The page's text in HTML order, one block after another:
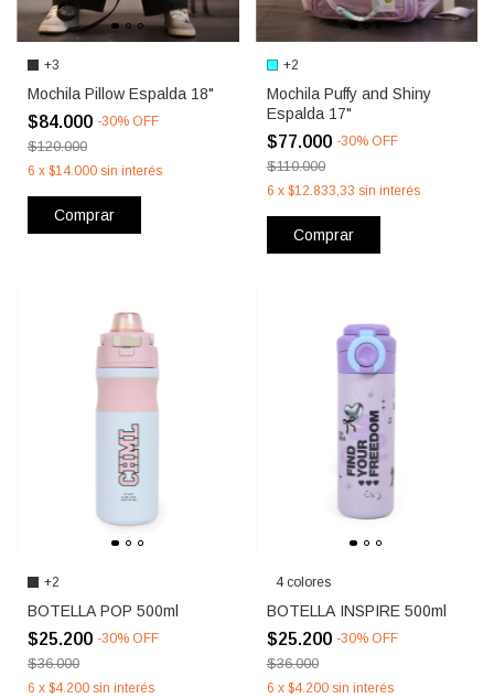
+3
Mochila Pillow Espalda 18"
$84.000 -30% OFF
$120.000
6 x $14.000 sin interés
Comprar
+2
Mochila Puffy and Shiny
Espalda 17"
$77.000 -30% OFF
$110.000
6 x $12.833,33 sin interés
Comprar
+2
BOTELLA POP 500ml
$25.200 -30% OFF
$36.000
6 x $4.200 sin interés
4 colores
BOTELLA INSPIRE 500ml
$25.200 -30% OFF
$36.000
6 x $4.200 sin interés